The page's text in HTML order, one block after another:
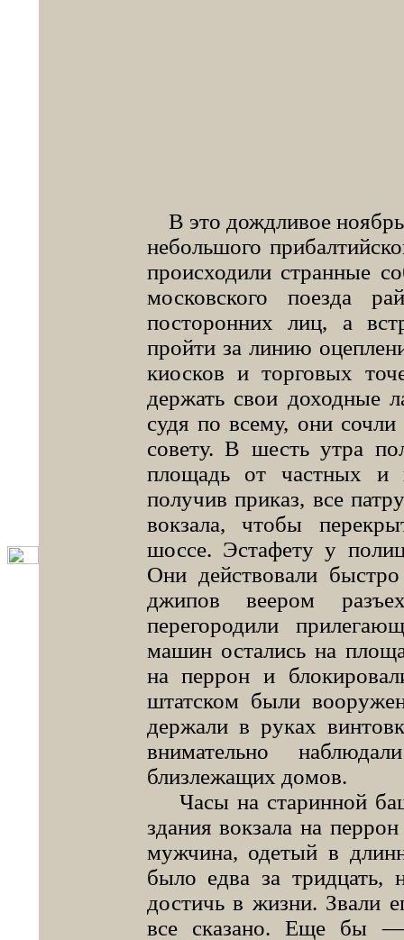
В это дождливое
небольшого
происходили странные
московского поезда
посторонних лиц, а
пройти за линию
киосков и торговых
держать свои доходные
судя по всему, они
совету. В шесть утра
площадь от частных и
получив приказ, все
вокзала, чтобы
шоссе. Эстафету у
Они действовали
джипов веером
перегородили
машин остались на
на перрон и
штатском были
держали в руках
внимательно
близлежащих домов.
Часы на старинной
здания вокзала на
мужчина, одетый в
было едва за тридцать,
достичь в жизни. Звали
все сказано. Еще бы —